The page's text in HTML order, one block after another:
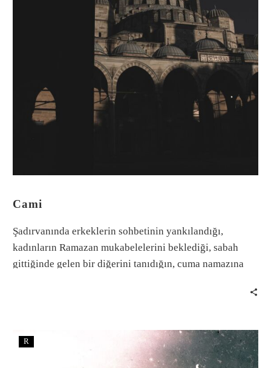
Cami
Şadırvanında erkeklerin sohbetinin yankılandığı,
kadınların Ramazan mukabelelerini beklediği, sabah
gittiğinde gelen bir diğerini tanıdığın, cuma namazına
R